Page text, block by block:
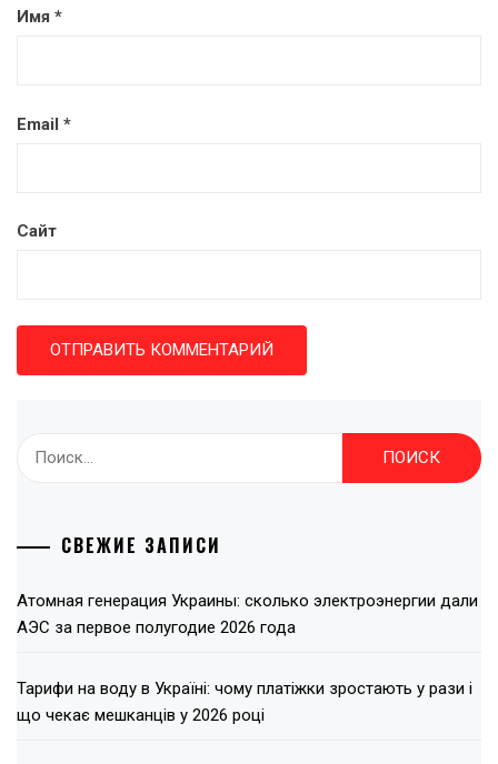
Имя *
Email *
Сайт
Найти:
СВЕЖИЕ ЗАПИСИ
Атомная генерация Украины: сколько электроэнергии дали
АЭС за первое полугодие 2026 года
Тарифи на воду в Україні: чому платіжки зростають у рази і
що чекає мешканців у 2026 році